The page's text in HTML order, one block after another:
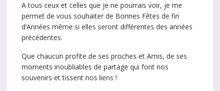
A tous ceux et celles que je ne pourrais voir, je me
permet de vous souhaiter de Bonnes Fêtes de fin
d’Années même si elles seront différentes des années
précédentes.
Que chaucun profite de ses proches et Amis, de ses
moments inoubliables de partage qui font nos
souvenirs et tissent nos liens !